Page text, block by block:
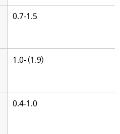
0.7-1.5
1.0-（1.9）
0.4-1.0